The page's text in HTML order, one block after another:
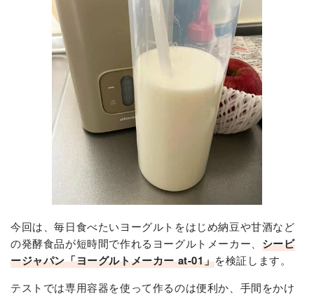
今回は、毎日食べたいヨーグルトをはじめ納豆や甘酒など
の発酵食品が短時間で作れるヨーグルトメーカー、 シービ
ージャパン「ヨーグルトメーカー at-01」を検証します。
テストでは専用容器を使って作るのは便利か、手間をかけ